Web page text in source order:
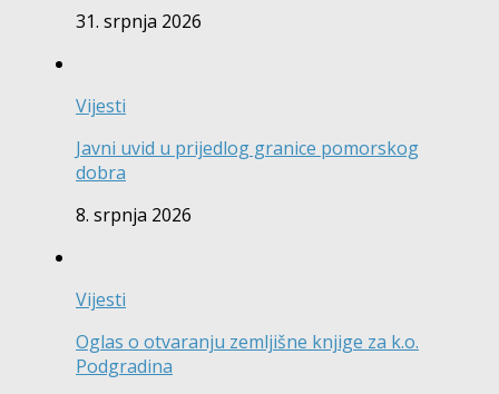
31. srpnja 2026
Vijesti
Javni uvid u prijedlog granice pomorskog
dobra
8. srpnja 2026
Vijesti
Oglas o otvaranju zemljišne knjige za k.o.
Podgradina